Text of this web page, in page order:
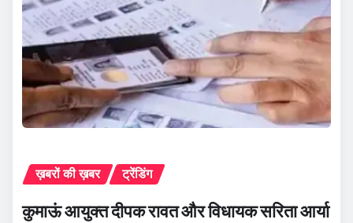
ख़बरों की ख़बर ट्रेंडिंग
कुमाऊं आयुक्त दीपक रावत और विधायक सरिता आर्या